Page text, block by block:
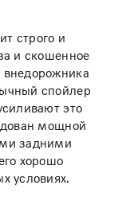
строго и
и скошенное
внедорожника
спойлер
это
мощной
задними
хорошо
условиях.